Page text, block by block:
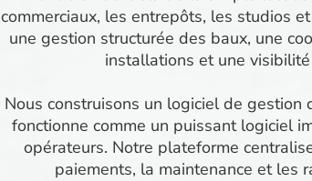
commerciaux, les entrepôts, les studios
une gestion structurée des baux, une
installations et une
Nous construisons un logiciel de
fonctionne comme un puissant logiciel
opérateurs. Notre plateforme
paiements, la maintenance et les